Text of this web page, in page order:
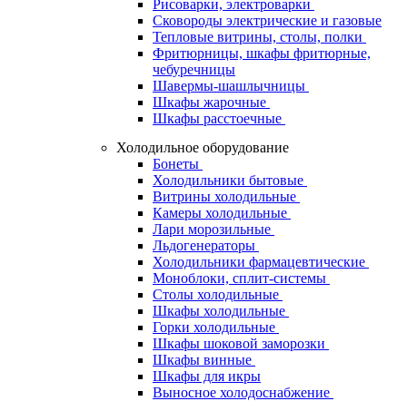
Рисоварки, электроварки
Сковороды электрические и газовые
Тепловые витрины, столы, полки
Фритюрницы, шкафы фритюрные,
чебуречницы
Шавермы-шашлычницы
Шкафы жарочные
Шкафы расстоечные
Холодильное оборудование
Бонеты
Холодильники бытовые
Витрины холодильные
Камеры холодильные
Лари морозильные
Льдогенераторы
Холодильники фармацевтические
Моноблоки, сплит-системы
Столы холодильные
Шкафы холодильные
Горки холодильные
Шкафы шоковой заморозки
Шкафы винные
Шкафы для икры
Выносное холодоснабжение